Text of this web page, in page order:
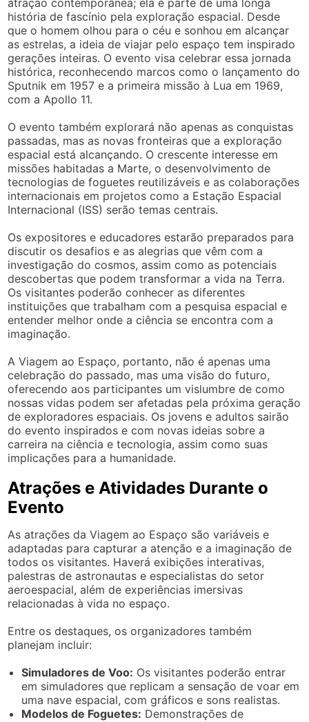
história de fascínio pela exploração espacial. Desde
que o homem olhou para o céu e sonhou em alcançar
as estrelas, a ideia de viajar pelo espaço tem inspirado
gerações inteiras. O evento visa celebrar essa jornada
histórica, reconhecendo marcos como o lançamento do
Sputnik em 1957 e a primeira missão à Lua em 1969,
com a Apollo 11.
O evento também explorará não apenas as conquistas
passadas, mas as novas fronteiras que a exploração
espacial está alcançando. O crescente interesse em
missões habitadas a Marte, o desenvolvimento de
tecnologias de foguetes reutilizáveis e as colaborações
internacionais em projetos como a Estação Espacial
Internacional (ISS) serão temas centrais.
Os expositores e educadores estarão preparados para
discutir os desafios e as alegrias que vêm com a
investigação do cosmos, assim como as potenciais
descobertas que podem transformar a vida na Terra.
Os visitantes poderão conhecer as diferentes
instituições que trabalham com a pesquisa espacial e
entender melhor onde a ciência se encontra com a
imaginação.
A Viagem ao Espaço, portanto, não é apenas uma
celebração do passado, mas uma visão do futuro,
oferecendo aos participantes um vislumbre de como
nossas vidas podem ser afetadas pela próxima geração
de exploradores espaciais. Os jovens e adultos sairão
do evento inspirados e com novas ideias sobre a
carreira na ciência e tecnologia, assim como suas
implicações para a humanidade.
Atrações e Atividades Durante o
Evento
As atrações da Viagem ao Espaço são variáveis e
adaptadas para capturar a atenção e a imaginação de
todos os visitantes. Haverá exibições interativas,
palestras de astronautas e especialistas do setor
aeroespacial, além de experiências imersivas
relacionadas à vida no espaço.
Entre os destaques, os organizadores também
planejam incluir:
Simuladores de Voo: Os visitantes poderão entrar
em simuladores que replicam a sensação de voar em
uma nave espacial, com gráficos e sons realistas.
Modelos de Foguetes: Demonstrações de